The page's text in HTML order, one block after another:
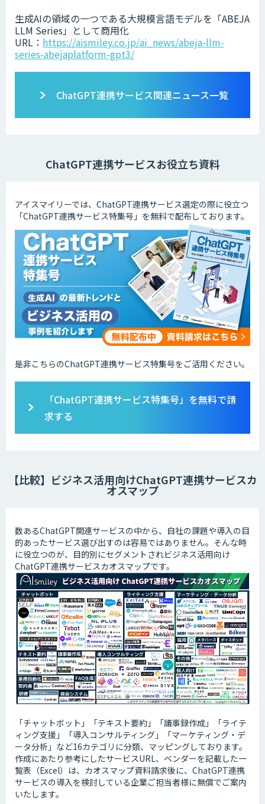
生成AIの領域の一つである大規模言語モデルを「ABEJA
LLM Series」として商用化
URL： https://aismiley.co.jp/ai_news/abeja-llm-
series-abejaplatform-gpt3/
ChatGPT連携サービス関連ニュース一覧
ChatGPT連携サービスお役立ち資料
アイスマイリーでは、ChatGPT連携サービス選定の際に役立つ
「ChatGPT連携サービス特集号」を無料で配布しております。
是非こちらのChatGPT連携サービス特集号をご活用ください。
「ChatGPT連携サービス特集号」を無料で請
求する
【比較】ビジネス活用向けChatGPT連携サービスカ
オスマップ
数あるChatGPT関連サービスの中から、自社の課題や導入の目
的あったサービス選び出すのは容易ではありません。そんな時
に役立つのが、目的別にセグメントされビジネス活用向け
ChatGPT連携サービスカオスマップです。
「チャットボット」「テキスト要約」「議事録作成」「ライテ
ィング支援」「導入コンサルティング」「マーケティング・デ
ータ分析」など16カテゴリに分類、マッピングしております。
作成にあたり参考にしたサービスURL、ベンダーを記載した一
覧表（Excel）は、カオスマップ資料請求後に、ChatGPT連携
サービスの導入を検討している企業ご担当者様に無償でご案内
いたします。